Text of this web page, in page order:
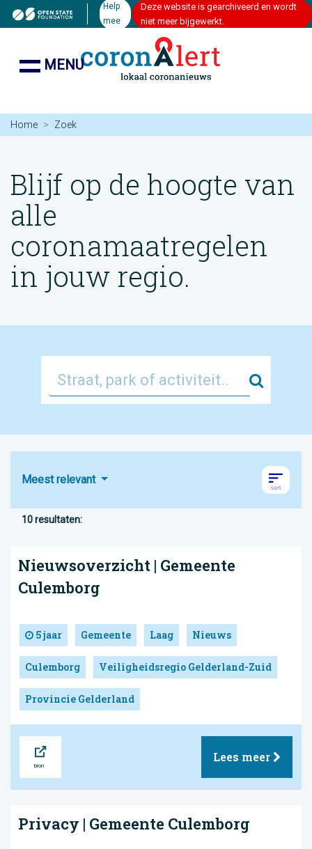
Help
mee
Deze website is gearchiveerd en wordt
niet meer bijgewerkt.
MENU
Home Zoek
Blijf op de hoogte van
alle
coronamaatregelen
in jouw regio.
Zoek
Meest relevant
10 resultaten:
Nieuwsoverzicht | Gemeente
Culemborg
5 jaar Gemeente Laag Nieuws
Culemborg Veiligheidsregio Gelderland-Zuid
Provincie Gelderland
Lees meer
Privacy | Gemeente Culemborg